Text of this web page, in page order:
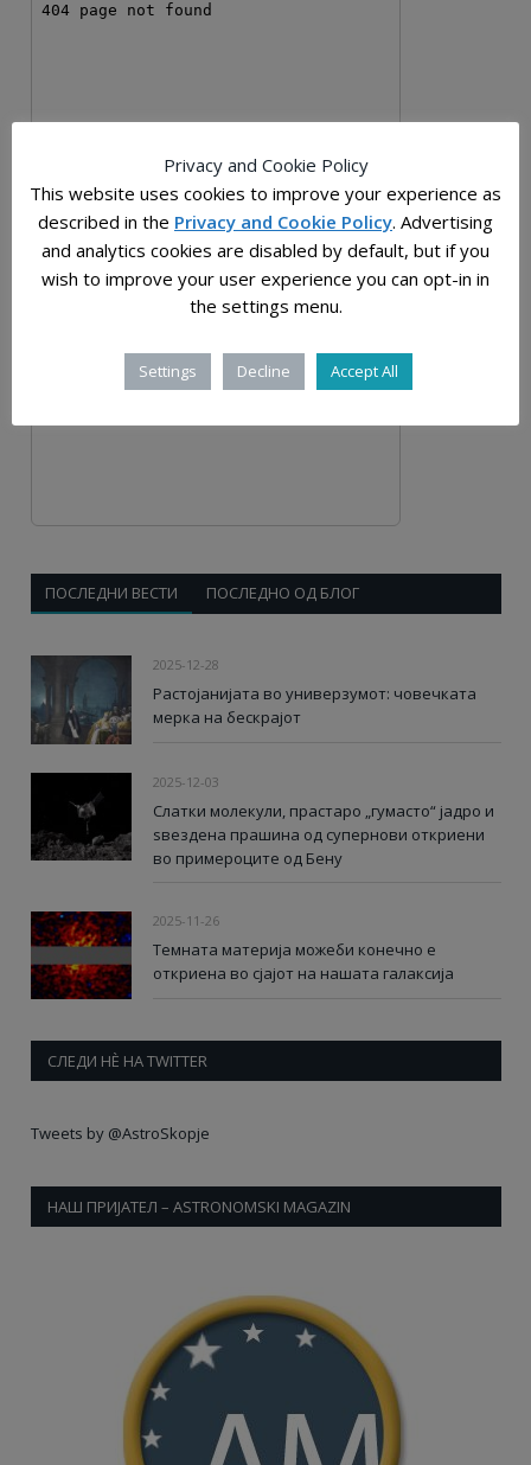
ПОСЛЕДНИ ВЕСТИ ПОСЛЕДНО ОД БЛОГ
2025-12-28
Растојанијата во универзумот: човечката
мерка на бескрајот
2025-12-03
Слатки молекули, прастаро „гумасто“ јадро и
ѕвездена прашина од супернови откриени
во примероците од Бену
2025-11-26
Темната материја можеби конечно е
откриена во сјајот на нашата галаксија
СЛЕДИ НÈ НА TWITTER
Tweets by @AstroSkopje
НАШ ПРИЈАТЕЛ – ASTRONOMSKI MAGAZIN
Privacy and Cookie Policy
This website uses cookies to improve your experience as
described in the Privacy and Cookie Policy. Advertising
and analytics cookies are disabled by default, but if you
wish to improve your user experience you can opt-in in
the settings menu.
Settings Decline Accept All